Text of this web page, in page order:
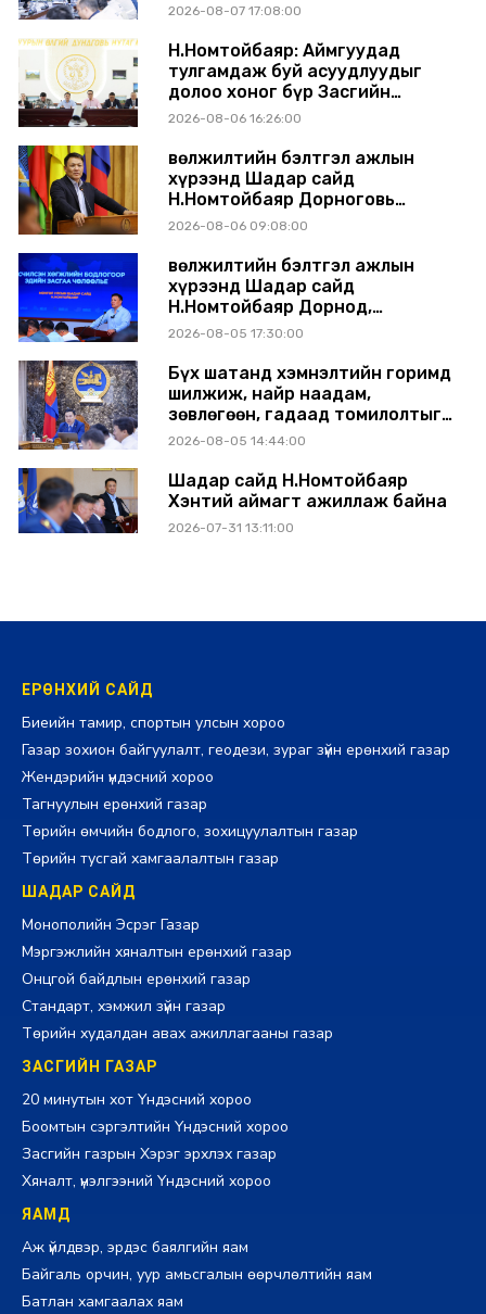
шинэчлэлийн төсвийг
2026-08-07 17:08:00
Н.Номтойбаяр: Аймгуудад
тулгамдаж буй асуудлуудыг
долоо хоног бүр Засгийн
газрын хуралдаанд
2026-08-06 16:26:00
Өвөлжилтийн бэлтгэл ажлын
хүрээнд Шадар сайд
Н.Номтойбаяр Дорноговь
аймагт ажиллав
2026-08-06 09:08:00
Өвөлжилтийн бэлтгэл ажлын
хүрээнд Шадар сайд
Н.Номтойбаяр Дорнод,
Сүхбаатар аймагт ажиллав
2026-08-05 17:30:00
Бүх шатанд хэмнэлтийн горимд
шилжиж, найр наадам,
зөвлөгөөн, гадаад томилолтыг
хориглолоо
2026-08-05 14:44:00
Шадар сайд Н.Номтойбаяр
Хэнтий аймагт ажиллаж байна
2026-07-31 13:11:00
ЕРӨНХИЙ САЙД
Биеийн тамир, спортын улсын хороо
Газар зохион байгуулалт, геодези, зураг зүйн ерөнхий газар
Жендэрийн үндэсний хороо
Тагнуулын ерөнхий газар
Төрийн өмчийн бодлого, зохицуулалтын газар
Төрийн тусгай хамгаалалтын газар
ШАДАР САЙД
Монополийн Эсрэг Газар
Мэргэжлийн хяналтын ерөнхий газар
Онцгой байдлын ерөнхий газар
Стандарт, хэмжил зүйн газар
Төрийн худалдан авах ажиллагааны газар
ЗАСГИЙН ГАЗАР
20 минутын хот Үндэсний хороо
Боомтын сэргэлтийн Үндэсний хороо
Засгийн газрын Хэрэг эрхлэх газар
Хяналт, үнэлгээний Үндэсний хороо
ЯАМД
Аж үйлдвэр, эрдэс баялгийн яам
Байгаль орчин, уур амьсгалын өөрчлөлтийн яам
Батлан хамгаалах яам